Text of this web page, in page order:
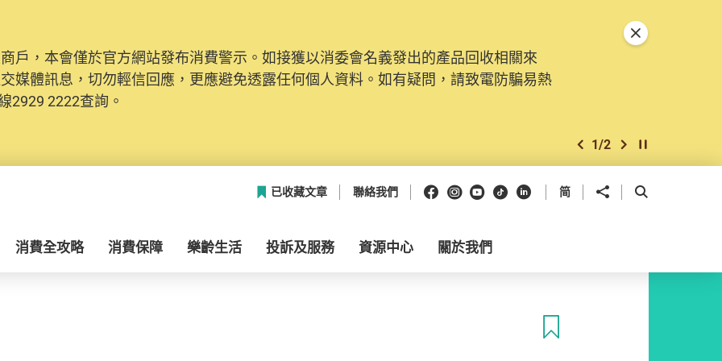
戶，本會僅於官方網站發布消費警示。如接獲以消委會名義發出的產品回收相關來
媒體訊息，切勿輕信回應，更應避免透露任何個人資料。如有疑問，請致電防騙易熱
2929 2222查詢。
上一個
1/2 下一個開始/暫停幻燈
關閉特別通告
已收藏文章 聯絡我們 Facebook
Instagram
Youtube
抖音領英 简 分享到 開啟搜尋框
消費全攻略 消費保障 樂齡生活 投訴及服務 資源中心 關於我們